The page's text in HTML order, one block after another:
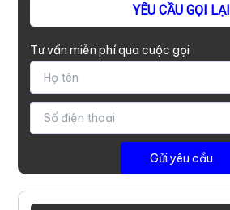
YÊU CẦU GỌI LẠI
Tư vấn miễn phí qua cuộc gọi